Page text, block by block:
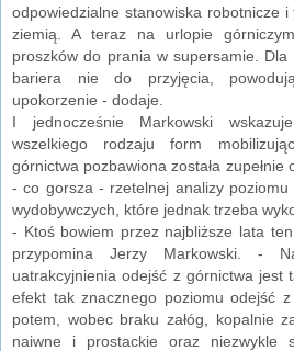
odpowiedzialne stanowiska robotnicze i
ziemią. A teraz na urlopie
proszków do prania w supersamie.
bariera nie do przyjęcia,
upokorzenie - dodaje.
I jednocześnie Markowski
wszelkiego rodzaju form
górnictwa pozbawiona została
- co gorsza - rzetelnej analizy poziomu
wydobywczych, które jednak trzeba
- Ktoś bowiem przez najbliższe lata
przypomina Jerzy Markowski. -
uatrakcyjnienia odejść z górnictwa jest
efekt tak znacznego poziomu odejść
potem, wobec braku załóg, kopalnie
naiwne i prostackie oraz niezwykle